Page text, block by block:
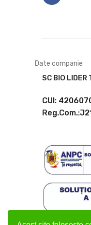
Date companie
SC BIO LIDER
CUI: